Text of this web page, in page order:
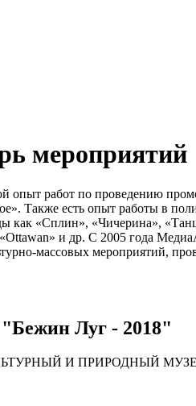
мероприятий
опыт работ по проведению
Также есть опыт работы в
как «Сплин», «Чичерина»,
и др. С 2005 года
массовых мероприятий,
Луг - 2018"
И ПРИРОДНЫЙ